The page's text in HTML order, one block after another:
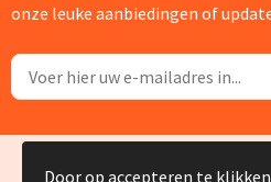
onze leuke aanbiedingen of
© Copyright Silvia Bruin
Door op accepteren te